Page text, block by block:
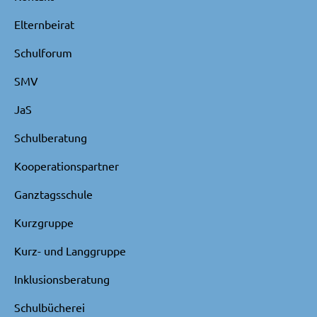
Elternbeirat
Schulforum
SMV
JaS
Schulberatung
Kooperationspartner
Ganztagsschule
Kurzgruppe
Kurz- und Langgruppe
Inklusionsberatung
Schulbücherei